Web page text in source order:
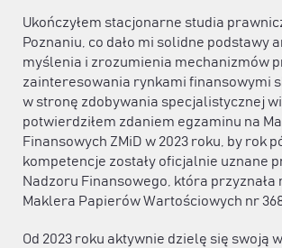
Ukończyłem stacjonarne studia
Poznaniu, co dało mi solidne podstawy
myślenia i zrozumienia mechanizmów
zainteresowania rynkami finansowymi
w stronę zdobywania specjalistycznej
potwierdziłem zdaniem egzaminu na
Finansowych ZMiD w 2023 roku, by rok
kompetencje zostały oficjalnie uznane
Nadzoru Finansowego, która przyznała
Maklera Papierów Wartościowych nr
Od 2023 roku aktywnie dzielę się swoją